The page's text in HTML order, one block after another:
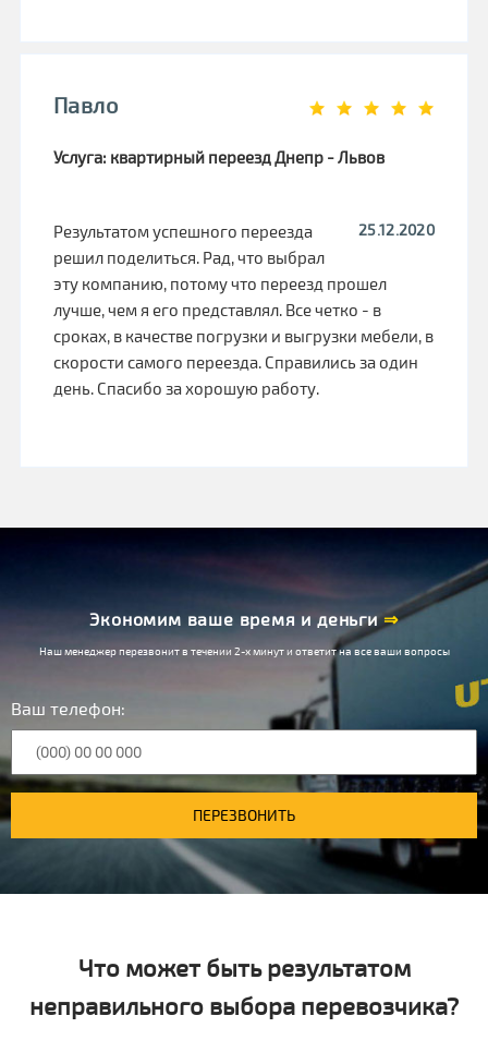
Павло
Услуга: квартирный переезд Днепр - Львов
25.12.2020
Результатом успешного переезда
решил поделиться. Рад, что выбрал
эту компанию, потому что переезд прошел
лучше, чем я его представлял. Все четко - в
сроках, в качестве погрузки и выгрузки мебели, в
скорости самого переезда. Справились за один
день. Спасибо за хорошую работу.
Экономим ваше время и деньги⇒
Наш менеджер перезвонит в течении 2-х минут и ответит на все ваши вопросы
Ваш телефон:
ПЕРЕЗВОНИТЬ
Что может быть результатом
неправильного выбора перевозчика?